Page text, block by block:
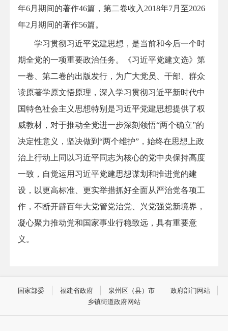
年6月期间的著作46篇，第二卷收入2018年7月至2026
年2月期间的著作56篇。
学习贯彻习近平党建思想，是当前和今后一个时
期全党的一项重要政治任务。《习近平党建文选》第
一卷、第二卷的出版发行，为广大党员、干部、群众
读原著学原文悟原理，深入学习贯彻习近平新时代中
国特色社会主义思想特别是习近平党建思想提供了权
威教材，对于推动全党进一步深刻领悟“两个确立”的
决定性意义，坚决做到“两个维护”，始终在思想上政
治上行动上同以习近平同志为核心的党中央保持高度
一致，自觉运用习近平党建思想谋划和推进党的建
设，以更高标准、更实举措抓好全面从严治党各项工
作，不断开辟百年大党管党治党、兴党强党新境界，
凝心聚力推动党和国家事业行稳致远，具有重要意
义。
国家部委 福建省政府 泉州区（县）市
政府部门网站
乡镇街道政府网站